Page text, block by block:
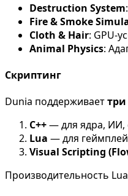
Destruction System
Fire & Smoke
Cloth & Hair: GPU-
Animal Physics:
Скриптинг
Dunia поддерживаеттри
C++— для ядра, ИИ,
Lua — для
Visual Scripting
Производительность